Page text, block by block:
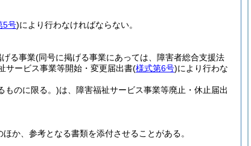
5号)により行わなければならない。
る事業(同号に掲げる事業にあっては、障害者総合支援法
サービス事業等開始・変更届出書(様式第6号)により行わな
ものに限る。)は、障害福祉サービス事業等廃止・休止届出
か、参考となる書類を添付させることがある。